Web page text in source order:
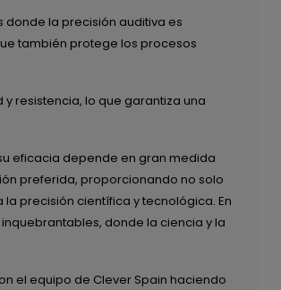
donde la precisión auditiva es
también protege los procesos
resistencia, lo que garantiza una
eficacia depende en gran medida
preferida, proporcionando no solo
precisión científica y tecnológica. En
donde la ciencia y la
el equipo de Clever Spain haciendo